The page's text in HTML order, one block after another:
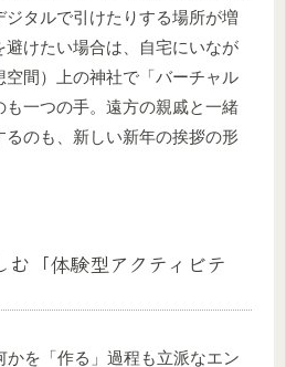
ジタルで引けたりする場所が増
避けたい場合は、自宅にいなが
空間）上の神社で「バーチャル
も一つの手。遠方の親戚と一緒
るのも、新しい新年の挨拶の形
「体験型アクティビテ
かを「作る」過程も立派なエン